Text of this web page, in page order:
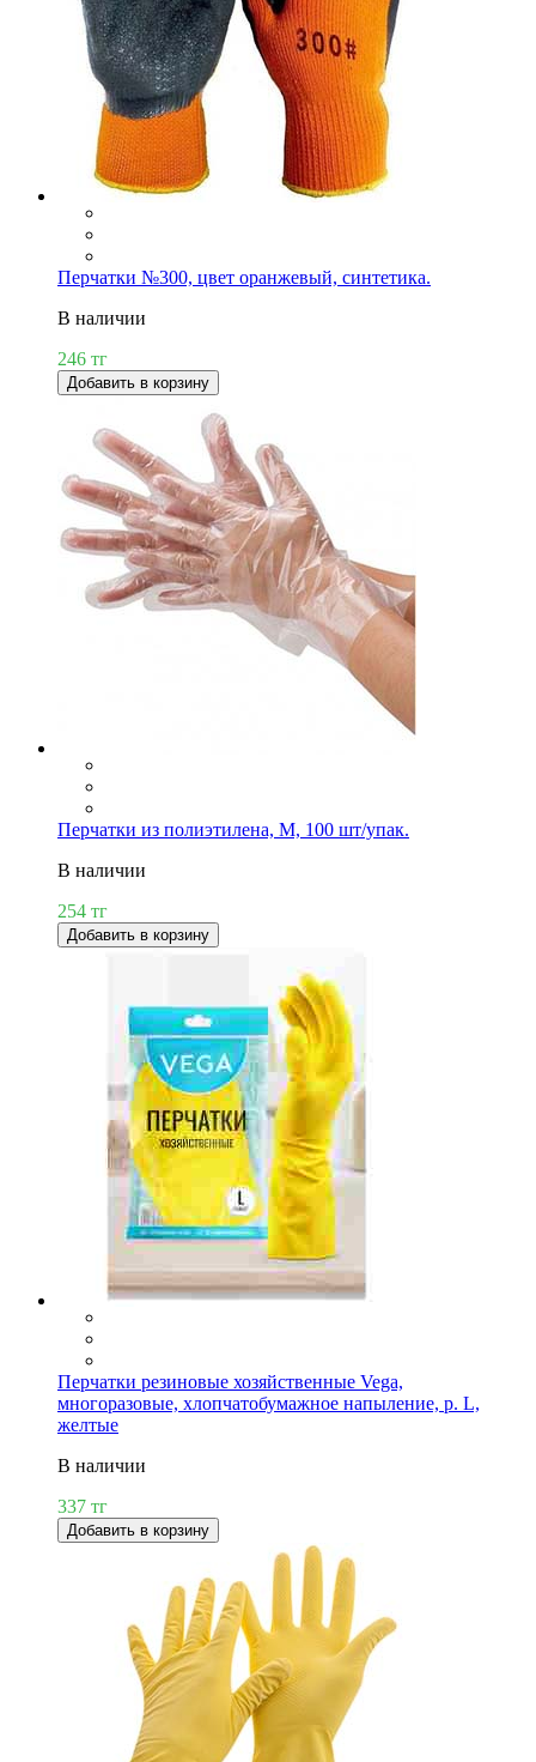
Перчатки №300, цвет оранжевый, синтетика.
В наличии
246 тг
Добавить в корзину
Перчатки из полиэтилена, M, 100 шт/упак.
В наличии
254 тг
Добавить в корзину
Перчатки резиновые хозяйственные Vega,
многоразовые, хлопчатобумажное напыление, р. L,
желтые
В наличии
337 тг
Добавить в корзину